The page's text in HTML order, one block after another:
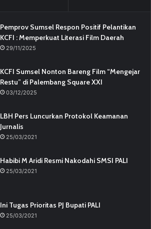
Pemprov Sumsel Respon Positif Pelantikan
KCFI : Memperkuat Literasi Film Daerah
29/11/2025
KCFI Sumsel Nonton Bareng Film “Mengejar
Restu” di Palembang Square XXI
03/12/2025
LBH Pers Luncurkan Protokol Keamanan
Jurnalis
25/03/2021
Habibi M Aridi Resmi Nakodahi SMSI PALI
25/03/2021
Ini Tugas Prioritas PJ Bupati PALI
25/03/2021